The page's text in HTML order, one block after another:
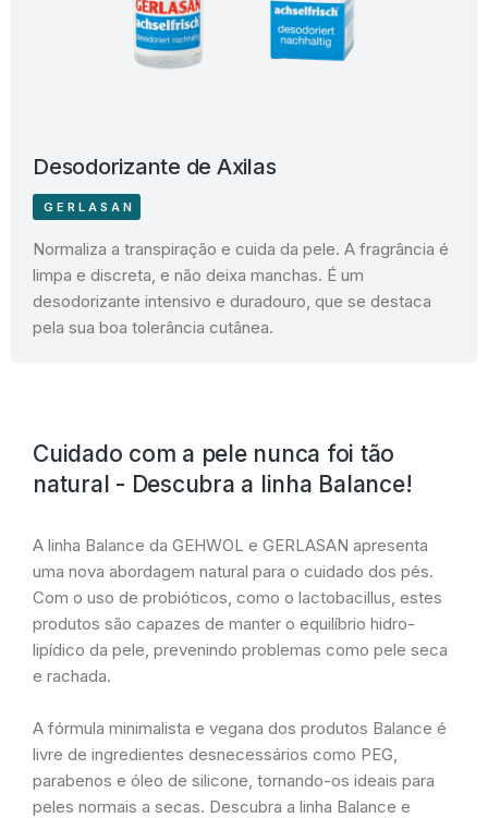
Desodorizante de Axilas
GERLASAN
Normaliza a transpiração e cuida da pele. A fragrância é
limpa e discreta, e não deixa manchas. É um
desodorizante intensivo e duradouro, que se destaca
pela sua boa tolerância cutânea.
A linha Balance da GEHWOL e GERLASAN apresenta
uma nova abordagem natural para o cuidado dos pés.
Com o uso de probióticos, como o lactobacillus, estes
produtos são capazes de manter o equilíbrio hidro-
lipídico da pele, prevenindo problemas como pele seca
e rachada.
A fórmula minimalista e vegana dos produtos Balance é
livre de ingredientes desnecessários como PEG,
parabenos e óleo de silicone, tornando-os ideais para
peles normais a secas. Descubra a linha Balance e
Cuidado com a pele nunca foi tão
natural - Descubra a linha Balance!